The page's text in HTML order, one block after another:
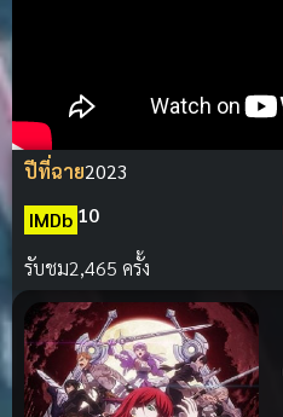
ปีที่ฉาย2023
IMDb 10
รับชม2,465 ครั้ง